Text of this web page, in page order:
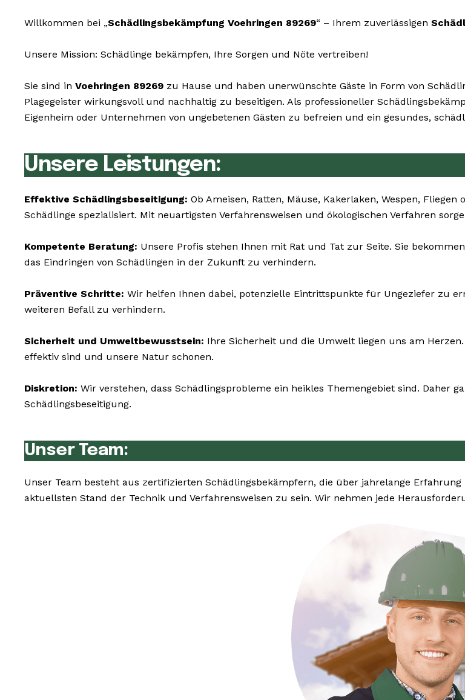
Willkommen bei „Schädlingsbekämpfung Voehringen 89269“ – Ihrem zuverlässigen
Unsere Mission: Schädlinge bekämpfen, Ihre Sorgen und Nöte vertreiben!
Sie sind in Voehringen 89269 zu Hause und haben unerwünschte Gäste in Form von
Plagegeister wirkungsvoll und nachhaltig zu beseitigen. Als professioneller
Eigenheim oder Unternehmen von ungebetenen Gästen zu befreien und ein gesundes,
Unsere Leistungen:
Effektive Schädlingsbeseitigung: Ob Ameisen, Ratten, Mäuse, Kakerlaken, Wespen,
Schädlinge spezialisiert. Mit neuartigsten Verfahrensweisen und ökologischen Verfahren
Kompetente Beratung: Unsere Profis stehen Ihnen mit Rat und Tat zur Seite. Sie
das Eindringen von Schädlingen in der Zukunft zu verhindern.
Präventive Schritte: Wir helfen Ihnen dabei, potenzielle Eintrittspunkte für Ungeziefer zu
weiteren Befall zu verhindern.
Sicherheit und Umweltbewusstsein: Ihre Sicherheit und die Umwelt liegen uns am
effektiv sind und unsere Natur schonen.
Diskretion: Wir verstehen, dass Schädlingsprobleme ein heikles Themengebiet sind. Daher
Schädlingsbeseitigung.
Unser Team:
Unser Team besteht aus zertifizierten Schädlingsbekämpfern, die über jahrelange
aktuellsten Stand der Technik und Verfahrensweisen zu sein. Wir nehmen jede